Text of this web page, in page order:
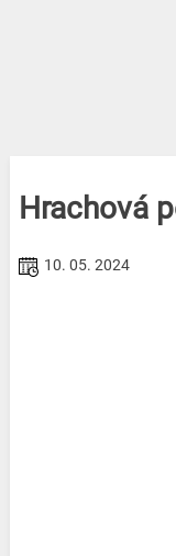
Hrachová
10. 05. 2024